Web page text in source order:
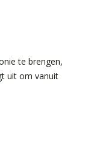
te brengen,
uit om vanuit